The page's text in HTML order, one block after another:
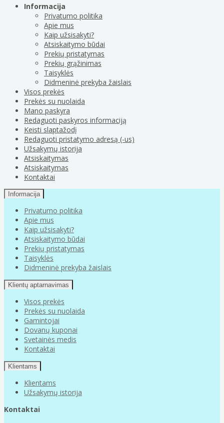
Informacija
Privatumo politika
Apie mus
Kaip užsisakyti?
Atsiskaitymo būdai
Prekių pristatymas
Prekių grąžinimas
Taisyklės
Didmeninė prekyba žaislais
Visos prekės
Prekės su nuolaida
Mano paskyra
Redaguoti paskyros informaciją
Keisti slaptažodį
Redaguoti pristatymo adresą (-us)
Užsakymų istorija
Atsiskaitymas
Atsiskaitymas
Kontaktai
Informacija
Privatumo politika
Apie mus
Kaip užsisakyti?
Atsiskaitymo būdai
Prekių pristatymas
Taisyklės
Didmeninė prekyba žaislais
Klientų aptarnavimas
Visos prekės
Prekės su nuolaida
Gamintojai
Dovanų kuponai
Svetainės medis
Kontaktai
Klientams
Klientams
Užsakymų istorija
Kontaktai